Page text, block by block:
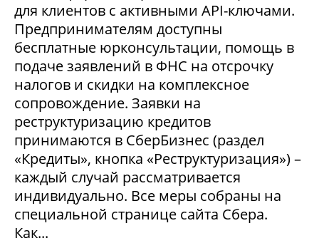
для клиентов с активными API-ключами.
Предпринимателям доступны
бесплатные юрконсультации, помощь в
подаче заявлений в ФНС на отсрочку
налогов и скидки на комплексное
сопровождение. Заявки на
реструктуризацию кредитов
принимаются в СберБизнес (раздел
«Кредиты», кнопка «Реструктуризация») –
каждый случай рассматривается
индивидуально. Все меры собраны на
специальной странице сайта Сбера.
Как...